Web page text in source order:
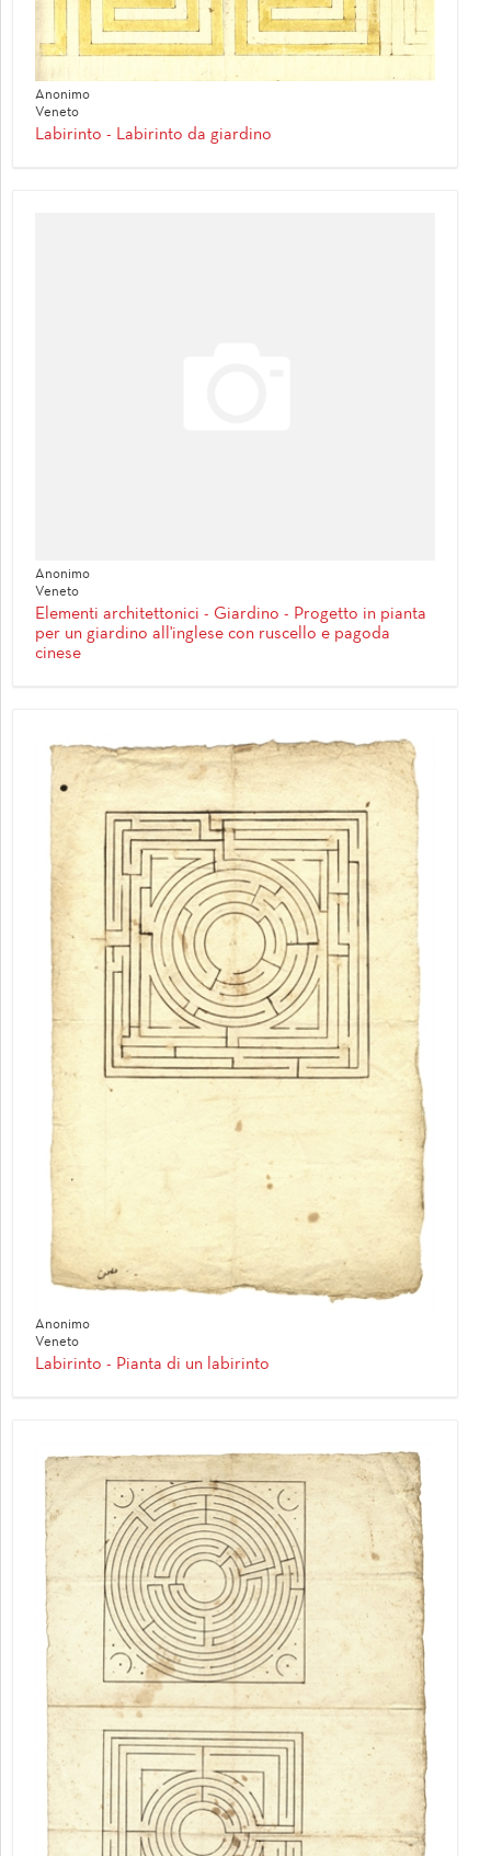
Anonimo
Veneto
Labirinto - Labirinto da giardino
Anonimo
Veneto
Elementi architettonici - Giardino - Progetto in pianta
per un giardino all'inglese con ruscello e pagoda
cinese
Anonimo
Veneto
Labirinto - Pianta di un labirinto